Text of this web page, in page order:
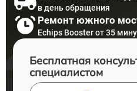
в день обращения
Ремонт южного
Echips Booster от 35
Бесплатная
специалистом